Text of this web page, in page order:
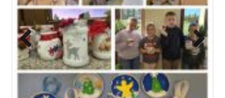
Previ
ous
Next